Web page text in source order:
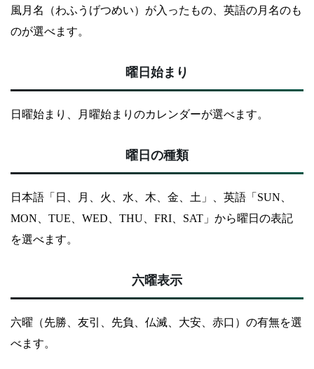
風月名（わふうげつめい）が入ったもの、英語の月名のも
のが選べます。
曜日始まり
日曜始まり、月曜始まりのカレンダーが選べます。
曜日の種類
日本語「日、月、火、水、木、金、土」、英語「SUN、
MON、TUE、WED、THU、FRI、SAT」から曜日の表記
を選べます。
六曜表示
六曜（先勝、友引、先負、仏滅、大安、赤口）の有無を選
べます。